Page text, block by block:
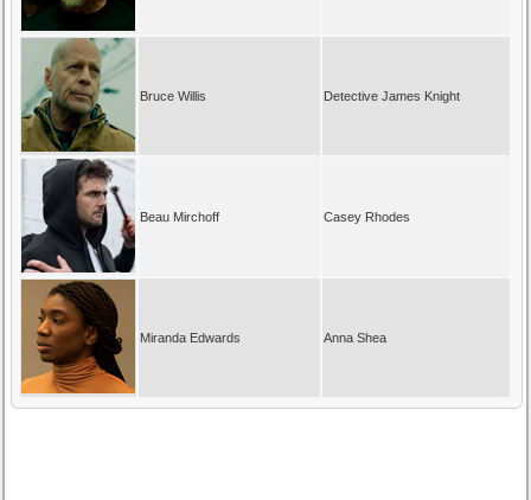
Bruce Willis Detective James Knight
Beau Mirchoff Casey Rhodes
Miranda Edwards Anna Shea